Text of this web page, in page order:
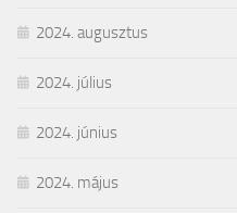
2024. augusztus
2024. július
2024. június
2024. május